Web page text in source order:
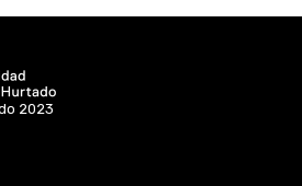
2023